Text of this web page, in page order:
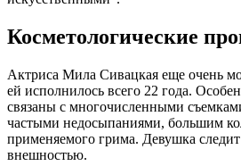
Косметологические
Актриса Мила Сивацкая еще очень
ей исполнилось всего 22 года.
связаны с многочисленными
частыми недосыпаниями, большим
применяемого грима. Девушка
внешностью.